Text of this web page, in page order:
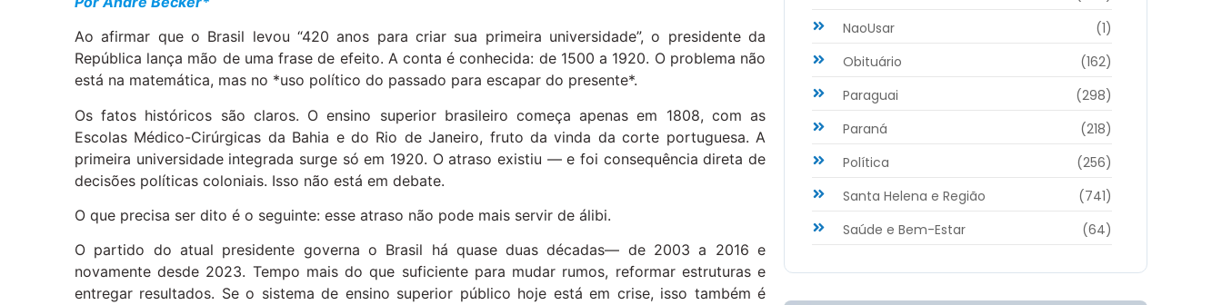
Ao afirmar que o Brasil levou “420 anos para criar sua primeira universidade”, o presidente da
República lança mão de uma frase de efeito. A conta é conhecida: de 1500 a 1920. O problema não
está na matemática, mas no *uso político do passado para escapar do presente*.
Os fatos históricos são claros. O ensino superior brasileiro começa apenas em 1808, com as
Escolas Médico-Cirúrgicas da Bahia e do Rio de Janeiro, fruto da vinda da corte portuguesa. A
primeira universidade integrada surge só em 1920. O atraso existiu — e foi consequência direta de
decisões políticas coloniais. Isso não está em debate.
O que precisa ser dito é o seguinte: esse atraso não pode mais servir de álibi.
O partido do atual presidente governa o Brasil há quase duas décadas— de 2003 a 2016 e
novamente desde 2023. Tempo mais do que suficiente para mudar rumos, reformar estruturas e
entregar resultados. Se o sistema de ensino superior público hoje está em crise, isso também é
NaoUsar
(1)
Obituário
(162)
Paraguai
(298)
Paraná
(218)
Política
(256)
Santa Helena e Região
(741)
Saúde e Bem-Estar
(64)